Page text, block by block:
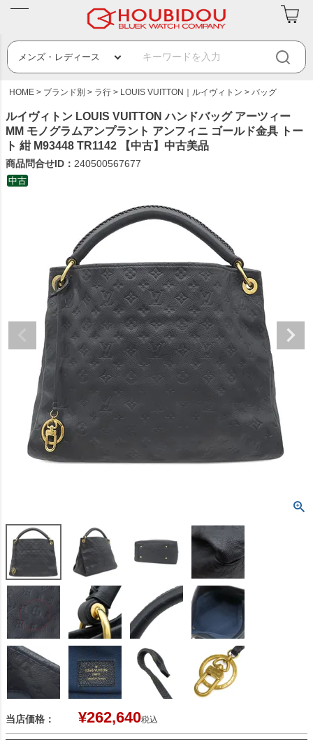
HOME ブランド別 ラ行 LOUIS VUITTON｜ルイヴィトン バッグ
ルイヴィトン LOUIS VUITTON ハンドバッグ アーツィー
MM モノグラムアンプラント アンフィニ ゴールド金具 トー
ト 紺 M93448 TR1142 【中古】中古美品
商品問合せID： 240500567677
中古
当店価格： ¥262,640税込